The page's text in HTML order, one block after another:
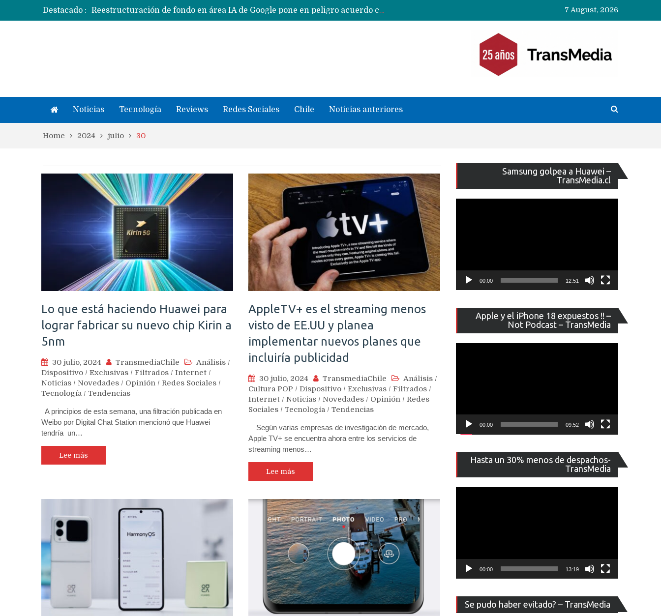
Destacado :
Reestructuración de fondo en área IA de Google pone en peligro acuerdo con Apple y salvataje de Siri
CXMT le dice NO a la venta de sus memorias a Apple y dará prioridad a Huawei y Xiaomi
7 August, 2026
Noticias Tecnología Reviews Redes Sociales Chile Noticias anteriores
Home 2024 julio 30
Lo que está haciendo Huawei para
lograr fabricar su nuevo chip Kirin a
5nm
30 julio, 2024 TransmediaChile Análisis /
Dispositivo / Exclusivas / Filtrados / Internet /
Noticias / Novedades / Opinión / Redes Sociales /
Tecnología / Tendencias
A principios de esta semana, una filtración publicada en
Weibo por Digital Chat Station mencionó que Huawei
tendría un…
Lee más
AppleTV+ es el streaming menos
visto de EE.UU y planea
implementar nuevos planes que
incluiría publicidad
30 julio, 2024 TransmediaChile Análisis /
Cultura POP / Dispositivo / Exclusivas / Filtrados /
Internet / Noticias / Novedades / Opinión / Redes
Sociales / Tecnología / Tendencias
Según varias empresas de investigación de mercado,
Apple TV+ se encuentra ahora entre los servicios de
streaming menos…
Lee más
Samsung golpea a Huawei –
TransMedia.cl
de
vídeo
00:00 12:51
Apple y el iPhone 18 expuestos !! –
Not Podcast – TransMedia
de
vídeo
00:00 09:52
Hasta un 30% menos de despachos-
TransMedia
de
vídeo
00:00 13:19
Se pudo haber evitado? – TransMedia
de